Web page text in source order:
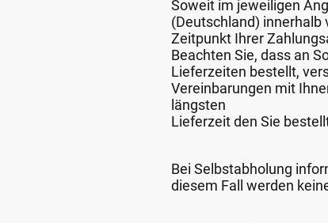
Soweit im jeweiligen
(Deutschland) innerhalb
Zeitpunkt Ihrer
Beachten Sie, dass an
Lieferzeiten bestellt,
Vereinbarungen mit
längsten
Lieferzeit den Sie
Bei Selbstabholung
diesem Fall werden